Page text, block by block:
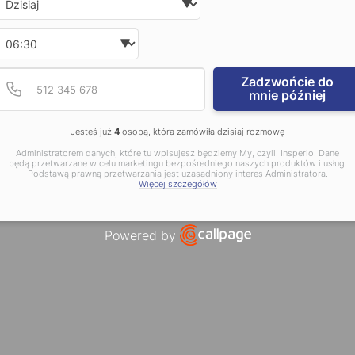
Numer telefonu
Podaj poprawny numer
Zadzwońcie do
mnie później
Jesteś już 4 osobą, która zamówiła dzisiaj rozmowę
Administratorem danych, które tu wpisujesz będziemy My, czyli: Insperio. Dane
będą przetwarzane w celu marketingu bezpośredniego naszych produktów i usług.
Podstawą prawną przetwarzania jest uzasadniony interes Administratora.
Więcej szczegółów
Powered by